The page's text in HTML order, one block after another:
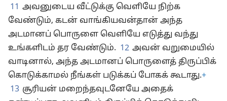
11 அவனுடைய வீட்டுக்கு வெளியே நிற்க
வேண்டும், கடன் வாங்கியவன்தான் அந்த
அடமானப் பொருளை வெளியே எடுத்து வந்து
உங்களிடம் தர வேண்டும். 12 அவன் வறுமையில்
வாடினால், அந்த அடமானப் பொருளைத் திருப்பிக்
கொடுக்காமல் நீங்கள் படுக்கப் போகக் கூடாது.+
13 சூரியன் மறைந்தவுடனேயே அதைக்